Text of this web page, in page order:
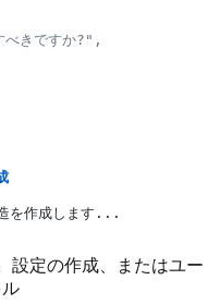
きですか?",
設定の作成、またはユー